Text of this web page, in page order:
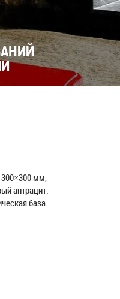
300×300 мм,
антрацит.
база.